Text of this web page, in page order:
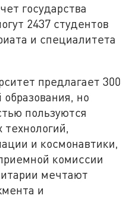
государства
2437 студентов
и специалитета
предлагает 300
но
пользуются
и космонавтики,
комиссии
мечтают
и